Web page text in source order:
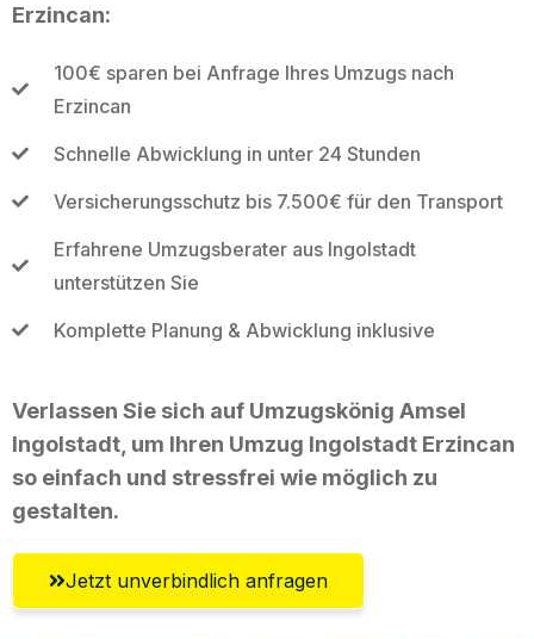
Erzincan:
100€ sparen bei Anfrage Ihres Umzugs nach
Erzincan
Schnelle Abwicklung in unter 24 Stunden
Versicherungsschutz bis 7.500€ für den Transport
Erfahrene Umzugsberater aus Ingolstadt
unterstützen Sie
Komplette Planung & Abwicklung inklusive
Verlassen Sie sich auf Umzugskönig Amsel
Ingolstadt, um Ihren Umzug Ingolstadt Erzincan
so einfach und stressfrei wie möglich zu
gestalten.
Jetzt unverbindlich anfragen